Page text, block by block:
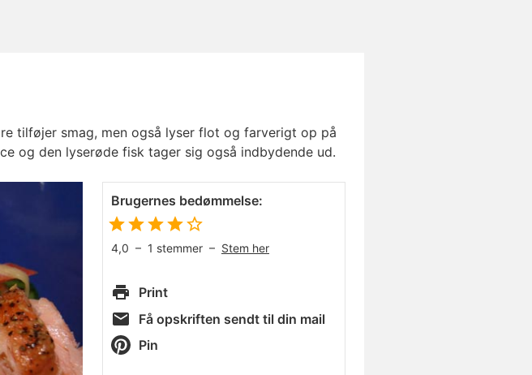
tilføjer smag, men også lyser flot og farverigt op på
og den lyserøde fisk tager sig også indbydende ud.
Brugernes bedømmelse:
4,0 – 1 stemmer – Stem her
Print
Få opskriften sendt til din mail
Pin